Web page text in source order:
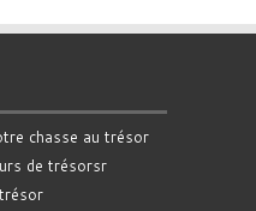
chasse au trésor
de trésorsr